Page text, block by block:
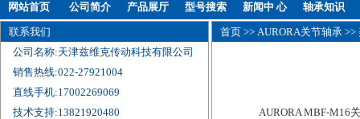
网站首页 公司简介 产品展厅 型号搜索 新闻中 心 轴承知识
联系我们
公司名称:天津兹维克传动科技有限公司
销售热线:022-27921004
直线手机:17002269069
技术支持:13821920480
首页 >> AURORA关节轴承 >>
AURORA MBF-M16